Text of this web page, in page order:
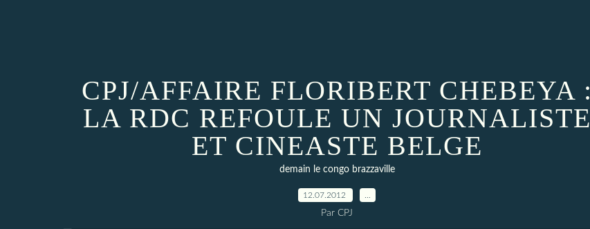
CPJ/AFFAIRE FLORIBERT CHEBEYA :
LA RDC REFOULE UN JOURNALISTE
ET CINEASTE BELGE
demain le congo brazzaville
12.07.2012
Par CPJ